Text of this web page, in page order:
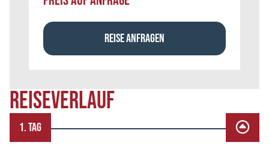
REISEVERLAUF
1. TAG
REISE ANFRAGEN